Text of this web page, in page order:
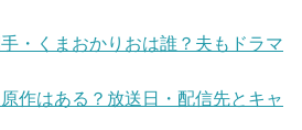
・くまおかりおは誰？夫もドラマ
作はある？放送日・配信先とキャ